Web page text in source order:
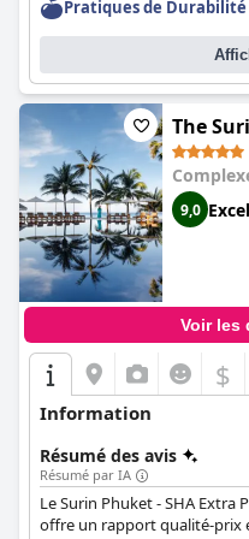
toutes profondeurs pour
La proximité de l'hôtel avec
un atout majeur, les clients
légèrement isolée, loin de la
Bangtao Beachest un
couples, offrant des
à un prix très intéressant.
Pratiques de Durabilité
The
9,0
Voir les
$
Information
Résumé des avis
Résumé par IA
Le Surin Phuket - SHA
offre un rapport qualité-prix